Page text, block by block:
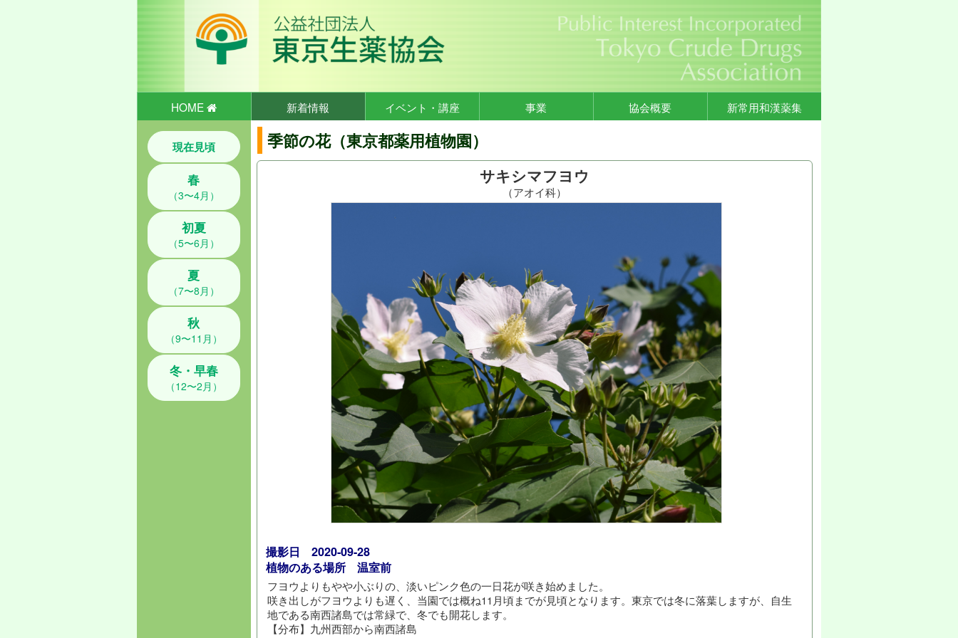
HOME 新着情報 イベント・講座 事業 協会概要 新常用和漢薬集
現在見頃
春
（3〜4月）
初夏
（5〜6月）
夏
（7〜8月）
秋
（9〜11月）
冬・早春
（12〜2月）
季節の花（東京都薬用植物園）
サキシマフヨウ
（アオイ科）
撮影日 2020-09-28
植物のある場所 温室前
フヨウよりもやや小ぶりの、淡いピンク色の一日花が咲き始めました。
咲き出しがフヨウよりも遅く、当園では概ね11月頃までが見頃となります。東京では冬に落葉しますが、自生
地である南西諸島では常緑で、冬でも開花します。
【分布】九州西部から南西諸島